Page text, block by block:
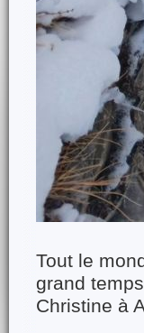
Tout le
grand
Christine à